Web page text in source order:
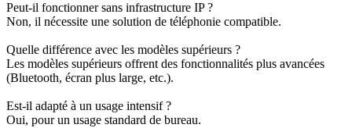
Peut-il fonctionner sans infrastructure IP ?
Non, il nécessite une solution de téléphonie compatible.
Quelle différence avec les modèles supérieurs ?
Les modèles supérieurs offrent des fonctionnalités plus avancées
(Bluetooth, écran plus large, etc.).
Est-il adapté à un usage intensif ?
Oui, pour un usage standard de bureau.